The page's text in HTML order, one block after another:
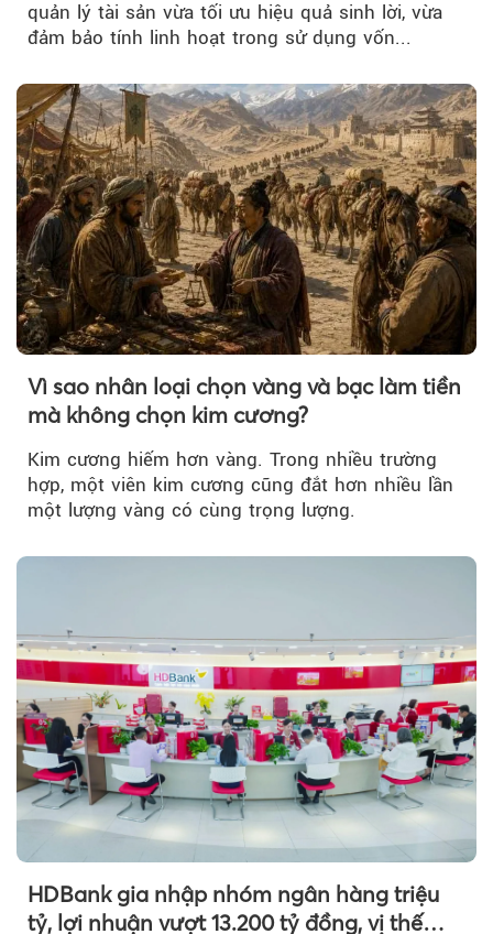
quản lý tài sản vừa tối ưu hiệu quả sinh lời, vừa
đảm bảo tính linh hoạt trong sử dụng vốn...
Vì sao nhân loại chọn vàng và bạc làm tiền
mà không chọn kim cương?
Kim cương hiếm hơn vàng. Trong nhiều trường
hợp, một viên kim cương cũng đắt hơn nhiều lần
một lượng vàng có cùng trọng lượng.
HDBank gia nhập nhóm ngân hàng triệu
tỷ, lợi nhuận vượt 13.200 tỷ đồng, vị thế